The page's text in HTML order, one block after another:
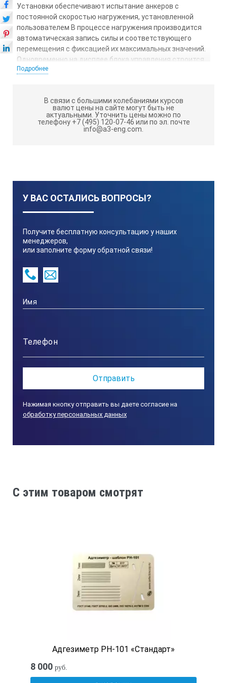
Установки обеспечивают испытание анкеров с
постоянной скоростью нагружения, установленной
пользователем В процессе нагружения производится
автоматическая запись силы и соответствующего
перемещения с фиксацией их максимальных значений.
Одновременно на дисплее блока управления строится
график зависимости «нагрузка-перемещение»,
УстановкиПСО-ХМГ4АДМвыпускаются в пяти
модификациях, отличающихся пределами измерений,
габаритами и массой (Х – наибольший предел
измерений, кН), имеют энергонезависимую память на
Индикация цифровая в кН.
ТЕХНИЧЕСКИЕ ХАРАКТЕРИСТИКИ:
Наименование характеристик
ПСО-100МГ4АДМ
Диапазон измерения силы, кН
Пределы допускаемой относительной погрешности
± 2
Диапазон измерения перемещений, мм
− выносным датчиком, мм
Подробнее
В связи с большими колебаниями курсов
валют цены на сайте могут быть не
актуальными. Уточнить цены можно по
телефону +7 (495) 120-07-46 или по эл. почте
info@a3-eng.com.
У ВАС ОСТАЛИСЬ ВОПРОСЫ?
Получите бесплатную консультацию у наших
менеджеров,
или заполните форму обратной связи!
Нажимая кнопку отправить вы даете согласие на
обработку персональных данных
C этим товаром смотрят
Адгезиметр РН-101 «Стандарт»
8 000 руб.